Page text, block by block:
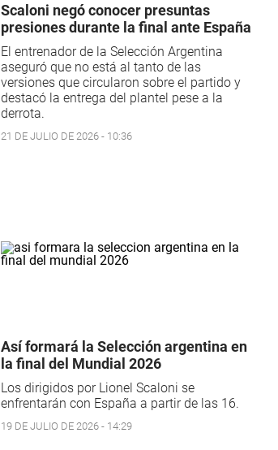
Scaloni negó conocer presuntas
presiones durante la final ante España
El entrenador de la Selección Argentina
aseguró que no está al tanto de las
versiones que circularon sobre el partido y
destacó la entrega del plantel pese a la
derrota.
21 DE JULIO DE 2026 - 10:36
Así formará la Selección argentina en
la final del Mundial 2026
Los dirigidos por Lionel Scaloni se
enfrentarán con España a partir de las 16.
19 DE JULIO DE 2026 - 14:29